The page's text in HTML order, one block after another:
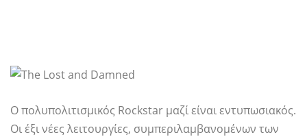
Ο πολυπολιτισμικός Rockstar μαζί είναι εντυπωσιακός.
Οι έξι νέες λειτουργίες, συμπεριλαμβανομένων των